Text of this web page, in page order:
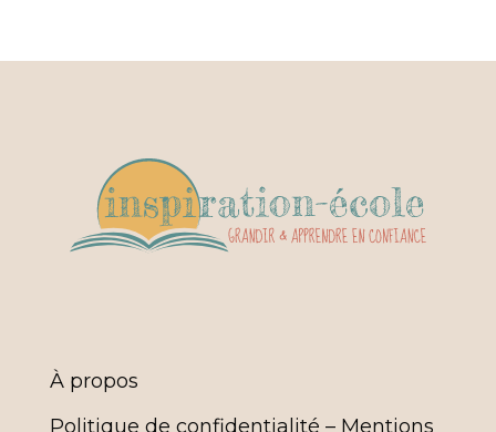
À propos
Politique de confidentialité – Mentions